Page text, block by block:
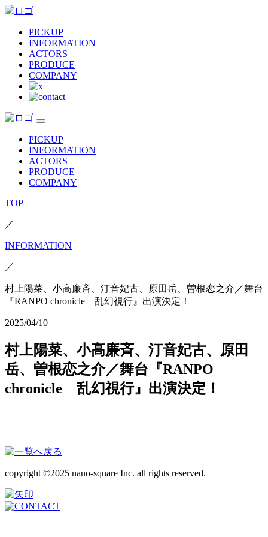
PICKUP
INFORMATION
ACTORS
PRODUCE
COMPANY
PICKUP
INFORMATION
ACTORS
PRODUCE
COMPANY
TOP
／
INFORMATION
／
村上陽菜、小高廉斉、汀音妃古、原田岳、曽根恋之介／舞台
『RANPO chronicle 乱幻視行』出演決定！
2025/04/10
村上陽菜、小高廉斉、汀音妃古、原田
岳、曽根恋之介／舞台『RANPO
chronicle 乱幻視行』出演決定！
copyright ©2025 nano-square Inc. all rights reserved.